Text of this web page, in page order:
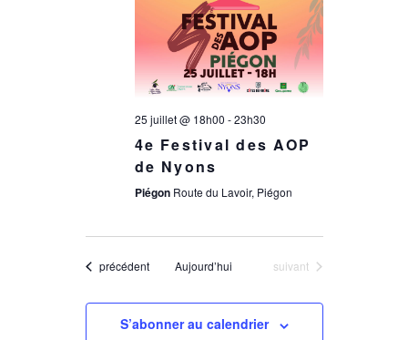
i
o
n
d
e
v
m
e
25 juillet @ 18h00 -23h30
4e Festival des AOP
de Nyons
Piégon Route du Lavoir, Piégon
Évènements
précédent Aujourd’hui Évènements
suivant
S’abonner au calendrier